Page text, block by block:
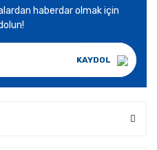
haberdar olmak için
KAYDOL